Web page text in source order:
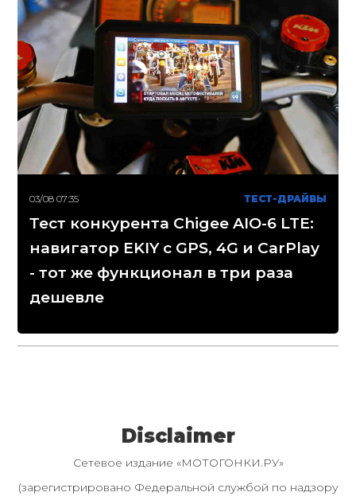
03/08 07:35 ТЕСТ-ДРАЙВЫ
Тест конкурента Chigee AIO-6 LTE:
навигатор EKIY с GPS, 4G и CarPlay
- тот же функционал в три раза
дешевле
Disclaimer
Сетевое издание «МОТОГОНКИ.РУ»
(зарегистрировано Федеральной службой по надзору